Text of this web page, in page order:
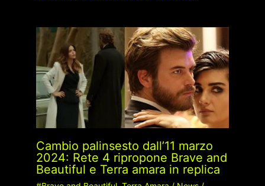
Cambio palinsesto dall’11 marzo
2024: Rete 4 ripropone Brave and
Beautiful e Terra amara in replica